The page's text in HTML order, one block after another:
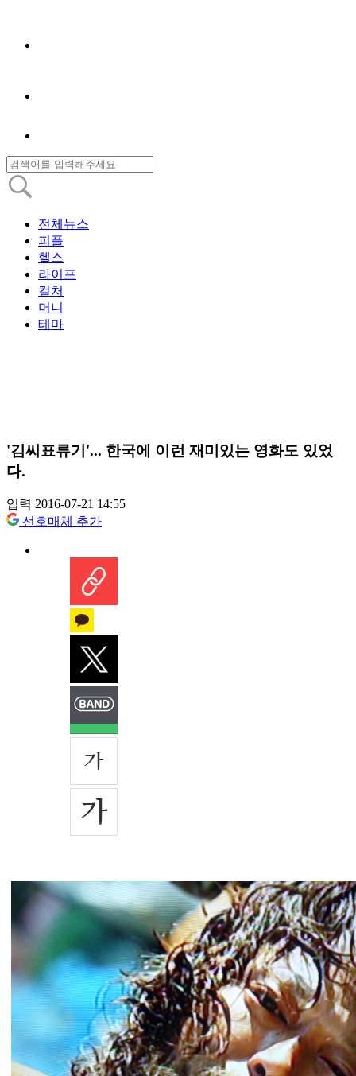
전체뉴스
피플
헬스
라이프
컬처
머니
테마
'김씨표류기'... 한국에 이런 재미있는 영화도 있었
다.
입력 2016-07-21 14:55
선호매체 추가